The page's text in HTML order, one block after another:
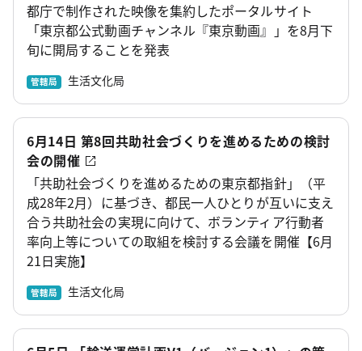
都庁で制作された映像を集約したポータルサイト
「東京都公式動画チャンネル『東京動画』」を8月下
旬に開局することを発表
管轄局 生活文化局
6月14日 第8回共助社会づくりを進めるための検討
会の開催
「共助社会づくりを進めるための東京都指針」（平
成28年2月）に基づき、都民一人ひとりが互いに支え
合う共助社会の実現に向けて、ボランティア行動者
率向上等についての取組を検討する会議を開催【6月
21日実施】
管轄局 生活文化局